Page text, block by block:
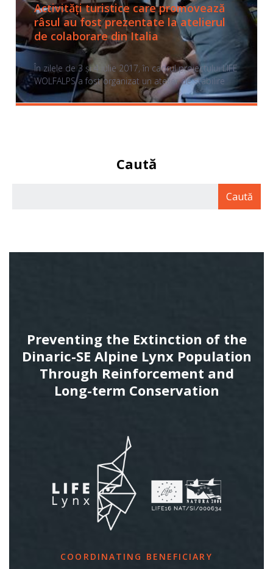
Activități turistice care promovează
râsul au fost prezentate la atelierul
de colaborare din Italia
În zilele de 3 și 4 iulie 2017, în cadrul proiectului LIFE
WOLFALPS a fost organizat un atelier de stabilire
Caută
Preventing the Extinction of the
Dinaric-SE Alpine Lynx Population
Through Reinforcement and
Long-term Conservation
COORDINATING BENEFICIARY